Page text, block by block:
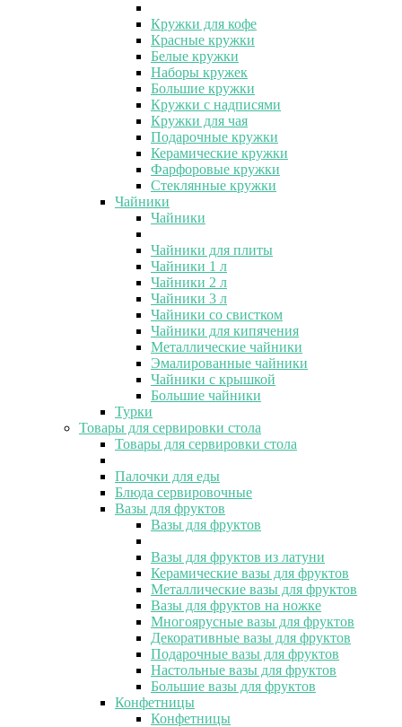
Кружки для кофе
Красные кружки
Белые кружки
Наборы кружек
Большие кружки
Кружки с надписями
Кружки для чая
Подарочные кружки
Керамические кружки
Фарфоровые кружки
Стеклянные кружки
Чайники
Чайники
Чайники для плиты
Чайники 1 л
Чайники 2 л
Чайники 3 л
Чайники со свистком
Чайники для кипячения
Металлические чайники
Эмалированные чайники
Чайники с крышкой
Большие чайники
Турки
Товары для сервировки стола
Товары для сервировки стола
Палочки для еды
Блюда сервировочные
Вазы для фруктов
Вазы для фруктов
Вазы для фруктов из латуни
Керамические вазы для фруктов
Металлические вазы для фруктов
Вазы для фруктов на ножке
Многоярусные вазы для фруктов
Декоративные вазы для фруктов
Подарочные вазы для фруктов
Настольные вазы для фруктов
Большие вазы для фруктов
Конфетницы
Конфетницы